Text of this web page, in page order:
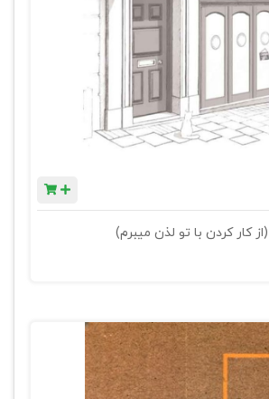
کار کردن با تو لذن میبرم)